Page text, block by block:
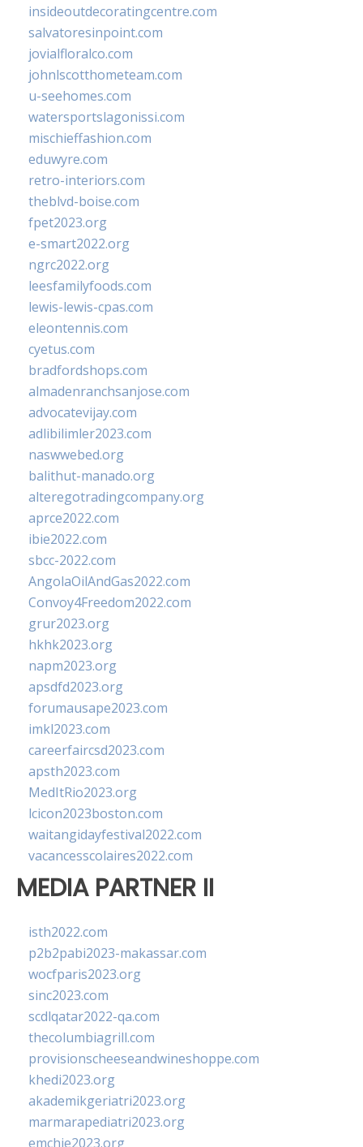
insideoutdecoratingcentre.com
salvatoresinpoint.com
jovialfloralco.com
johnlscotthometeam.com
u-seehomes.com
watersportslagonissi.com
mischieffashion.com
eduwyre.com
retro-interiors.com
theblvd-boise.com
fpet2023.org
e-smart2022.org
ngrc2022.org
leesfamilyfoods.com
lewis-lewis-cpas.com
eleontennis.com
cyetus.com
bradfordshops.com
almadenranchsanjose.com
advocatevijay.com
adlibilimler2023.com
naswwebed.org
balithut-manado.org
alteregotradingcompany.org
aprce2022.com
ibie2022.com
sbcc-2022.com
AngolaOilAndGas2022.com
Convoy4Freedom2022.com
grur2023.org
hkhk2023.org
napm2023.org
apsdfd2023.org
forumausape2023.com
imkl2023.com
careerfaircsd2023.com
apsth2023.com
MedItRio2023.org
lcicon2023boston.com
waitangidayfestival2022.com
vacancesscolaires2022.com
MEDIA PARTNER II
isth2022.com
p2b2pabi2023-makassar.com
wocfparis2023.org
sinc2023.com
scdlqatar2022-qa.com
thecolumbiagrill.com
provisionscheeseandwineshoppe.com
khedi2023.org
akademikgeriatri2023.org
marmarapediatri2023.org
emchie2023.org